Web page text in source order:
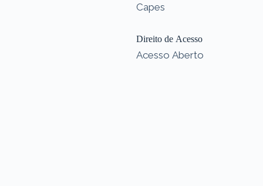
Capes
Direito de Acesso
Acesso Aberto